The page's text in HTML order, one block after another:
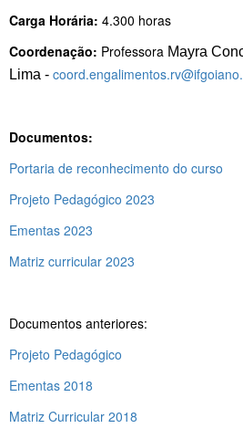
Carga Horária: 4.300 horas
Coordenação: Professora Mayra
Lima -
Documentos:
Portaria de reconhecimento do curso
Projeto Pedagógico 2023
Ementas 2023
Matriz curricular 2023
Documentos anteriores:
Projeto Pedagógico
Ementas 2018
Matriz Curricular 2018